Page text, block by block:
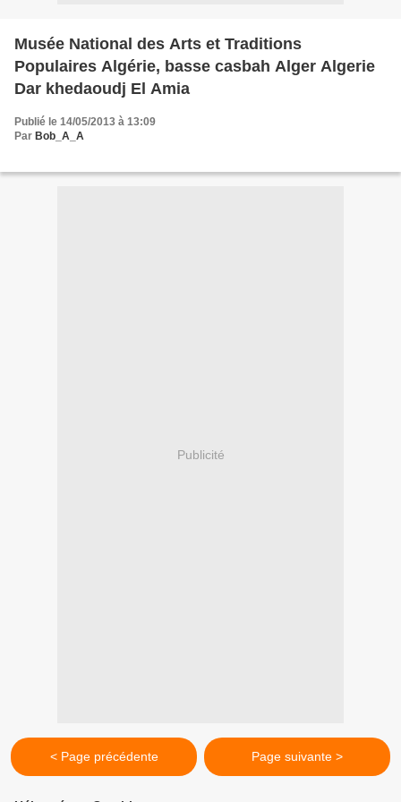
Musée National des Arts et Traditions
Populaires Algérie, basse casbah Alger Algerie
Dar khedaoudj El Amia
Publié le 14/05/2013 à 13:09
Par Bob_A_A
Publicité
< Page précédente Page suivante >